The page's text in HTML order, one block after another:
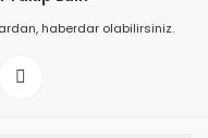
haberdar olabilirsiniz.